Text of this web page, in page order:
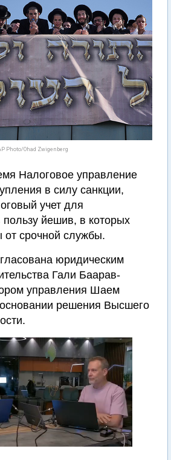
Photo/Ohad Zwigenberg
Налоговое управление
в силу санкции,
учет для
йешив, в которых
от срочной службы.
юридическим
Гали Баарав-
управления Шаем
решения Высшего